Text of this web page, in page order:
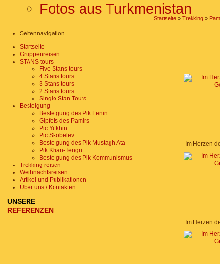
Fotos aus Turkmenistan
Startseite » Trekking »
Im Herzen
Im Herzen
Seitennavigation
Startseite
Gruppenreisen
STANS tours
Five Stans tours
4 Stans tours
3 Stans tours
2 Stans tours
Single Stan Tours
Besteigung
Besteigung des Pik Lenin
Gipfels des Pamirs
Pic Yukhin
Pic Skobelev
Besteigung des Pik Mustagh Ata
Pik Khan-Tengri
Besteigung des Pik Kommunismus
Trekking reisen
Weihnachtsreisen
Artikel und Publikationen
Über uns / Kontakten
UNSERE
REFERENZEN